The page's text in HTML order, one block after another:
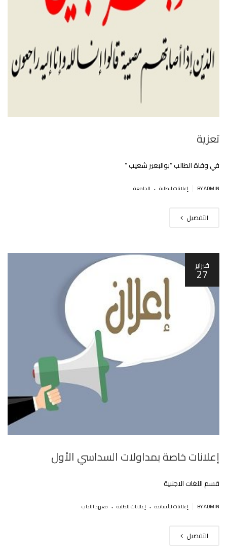
تعزية
في وفاة الطالب “بوالبعير شعيب “
BY ADMIN إعلانات للطلبة . الجامعة
التفصيل
فبراير
27
إعلانات خاصة بمداولات السداسي الأول
قسم اللغات الاجنبية
BY ADMIN إعلانات للأساتذة . إعلانات للطلبة . معهد الآداب
التفصيل